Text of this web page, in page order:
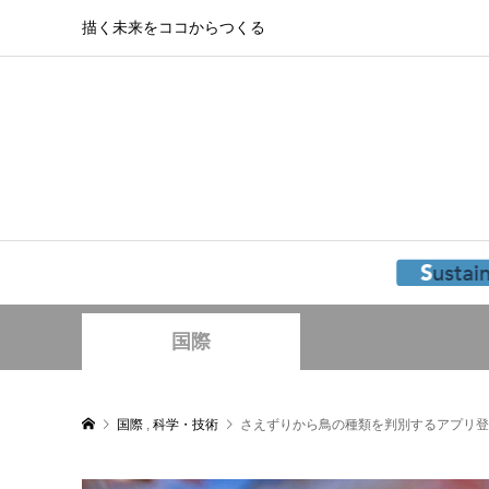
描く未来をココからつくる
国際
国際 , 科学・技術 さえずりから鳥の種類を判別するアプリ